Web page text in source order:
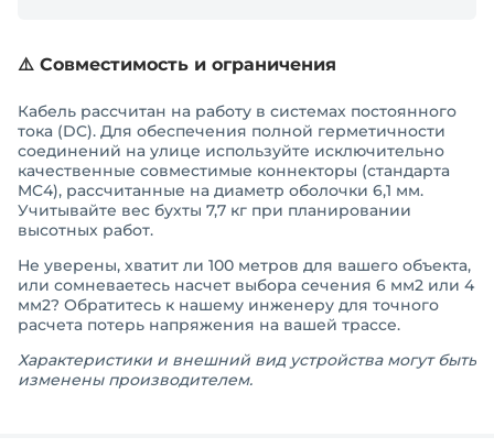
⚠️ Совместимость и ограничения
Кабель рассчитан на работу в системах постоянного
тока (DC). Для обеспечения полной герметичности
соединений на улице используйте исключительно
качественные совместимые коннекторы (стандарта
MC4), рассчитанные на диаметр оболочки 6,1 мм.
Учитывайте вес бухты 7,7 кг при планировании
высотных работ.
Не уверены, хватит ли 100 метров для вашего объекта,
или сомневаетесь насчет выбора сечения 6 мм2 или 4
мм2? Обратитесь к нашему инженеру для точного
расчета потерь напряжения на вашей трассе.
Характеристики и внешний вид устройства могут быть
изменены производителем.